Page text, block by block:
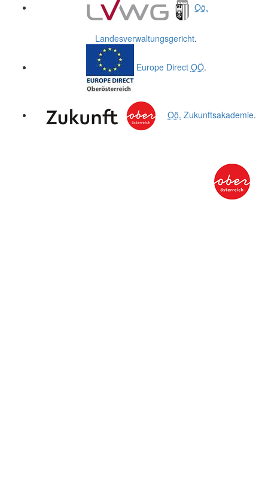
Oö.
Landesverwaltungsgericht.
Europe Direct OÖ.
Oö. Zukunftsakademie.